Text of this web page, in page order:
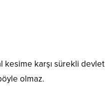
kesime karşı sürekli devlet
olmaz.